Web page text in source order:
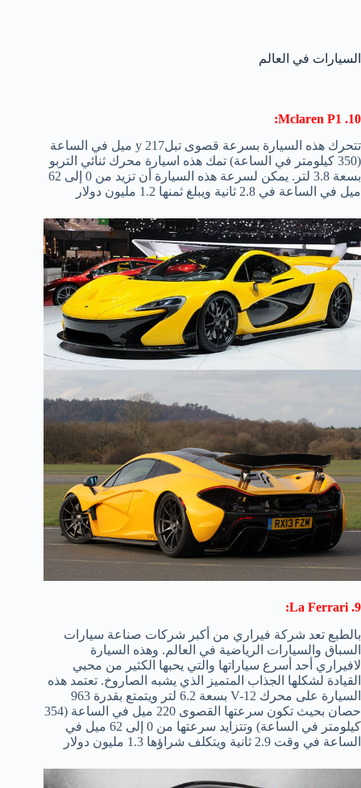
السيارات في العالم
10. Mclaren P1:
تتحرك هذه السيارة بسرعة قصوى تبلy 217 ميل في الساعة
(350 كيلومتر في الساعة) تمك هذه اسيارة محرك ثنائي التربو
بسعة 3.8 لتر. يمكن لسرعة هذه السيارة أن تزيد من 0 إلى 62
ميل في الساعة في 2.8 ثانية ويبلغ ثمنها 1.2 مليون دولار
9. La Ferrari:
بالطبع تعد شركة فيراري من أكبر شركات صناعة سيارات
السباق والسيارات الرياضية في العالم. وهذه السيارة
لافيراري أحد أسرع سياراتها والتي يحبها الكثير من محبي
القيادة لشكلها الجذاب المتميز الذي يشبه الصاروخ. تعتمد هذه
السيارة على محرك V-12 بسعة 6.2 لتر ويتمتع بقدرة 963
حصان بحيث تكون سرعتها القصوى 220 ميل في الساعة (354
كيلومتر في الساعة) وتتزايد سرعتها من 0 إلى 62 ميل في
الساعة في وقت 2.9 ثانية ويتكلف شراؤها 1.3 مليون دولار